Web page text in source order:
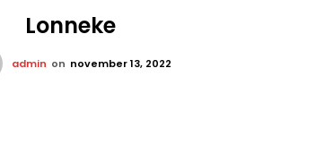
Lonneke
admin on november 13, 2022